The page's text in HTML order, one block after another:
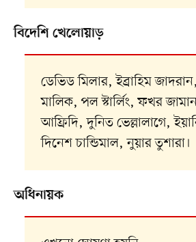
বিদেশি খেলোয়াড়
ডেভিড মিলার, ইব্রাহিম
মালিক, পল স্টার্লিং, ফখর
আফ্রিদি, দুনিত ভেল্লালাগে,
দিনেশ চান্ডিমাল, নুয়ার তুশারা।
অধিনায়ক